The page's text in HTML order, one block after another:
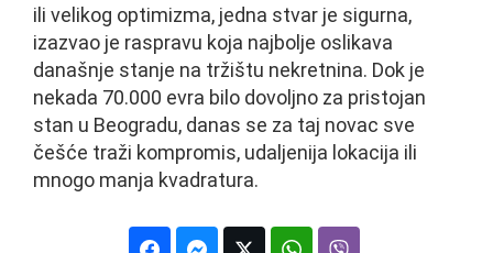
ili velikog optimizma, jedna stvar je sigurna,
izazvao je raspravu koja najbolje oslikava
današnje stanje na tržištu nekretnina. Dok je
nekada 70.000 evra bilo dovoljno za pristojan
stan u Beogradu, danas se za taj novac sve
češće traži kompromis, udaljenija lokacija ili
mnogo manja kvadratura.